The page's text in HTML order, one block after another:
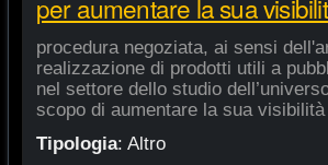
per aumentare la sua
procedura negoziata, ai sensi
realizzazione di prodotti utili a
nel settore dello studio
scopo di aumentare la sua
Tipologia: Altro